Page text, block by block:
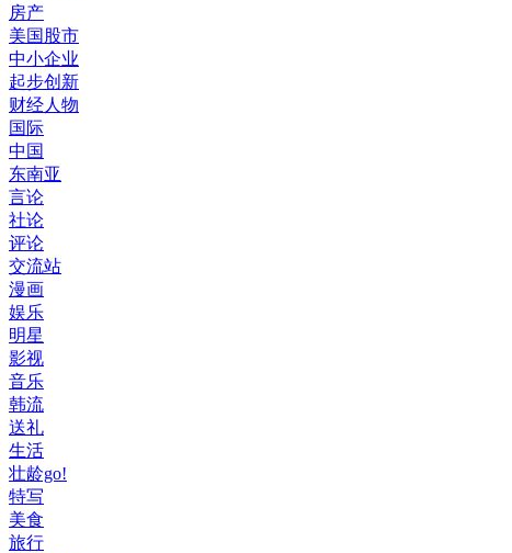
房产
美国股市
中小企业
起步创新
财经人物
国际
中国
东南亚
言论
社论
评论
交流站
漫画
娱乐
明星
影视
音乐
韩流
送礼
生活
壮龄go!
特写
美食
旅行